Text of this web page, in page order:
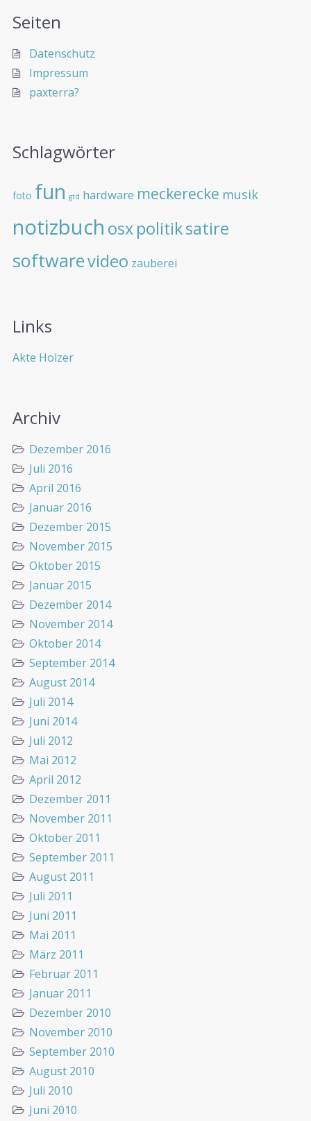
Seiten
Datenschutz
Impressum
paxterra?
Schlagwörter
foto fun gtd hardware meckerecke musik
notizbuch osxpolitiksatire
softwarevideo zauberei
Links
Akte Holzer
Archiv
Dezember 2016
Juli 2016
April 2016
Januar 2016
Dezember 2015
November 2015
Oktober 2015
Januar 2015
Dezember 2014
November 2014
Oktober 2014
September 2014
August 2014
Juli 2014
Juni 2014
Juli 2012
Mai 2012
April 2012
Dezember 2011
November 2011
Oktober 2011
September 2011
August 2011
Juli 2011
Juni 2011
Mai 2011
März 2011
Februar 2011
Januar 2011
Dezember 2010
November 2010
September 2010
August 2010
Juli 2010
Juni 2010